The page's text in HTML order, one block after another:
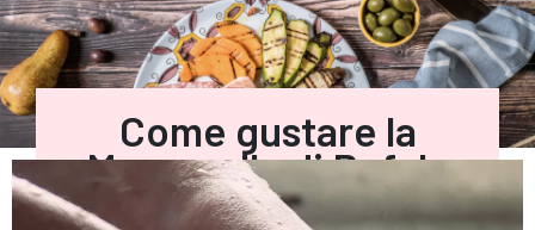
Come gustare la
Mozzarella di Bufala
Campana DOP?